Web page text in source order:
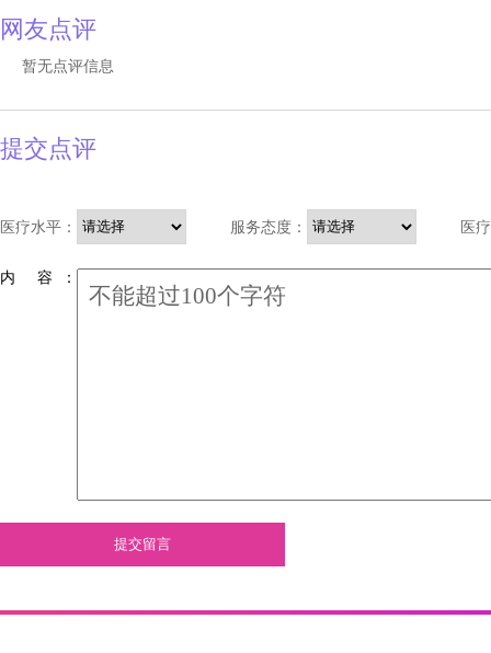
网友点评
暂无点评信息
提交点评
医疗水平： 服务态度： 医
内 容 ：
提交留言